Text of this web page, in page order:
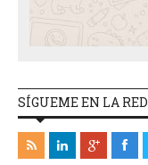
SÍGUEME EN LA RED